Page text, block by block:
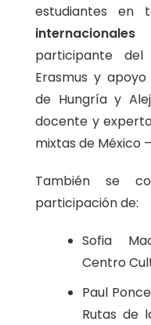
estudiantes en
internacionales
participante
Erasmus y
de Hungría y
docente y
mixtas de México
También se
participación de:
Sofia
Centro
Paul
Rutas de